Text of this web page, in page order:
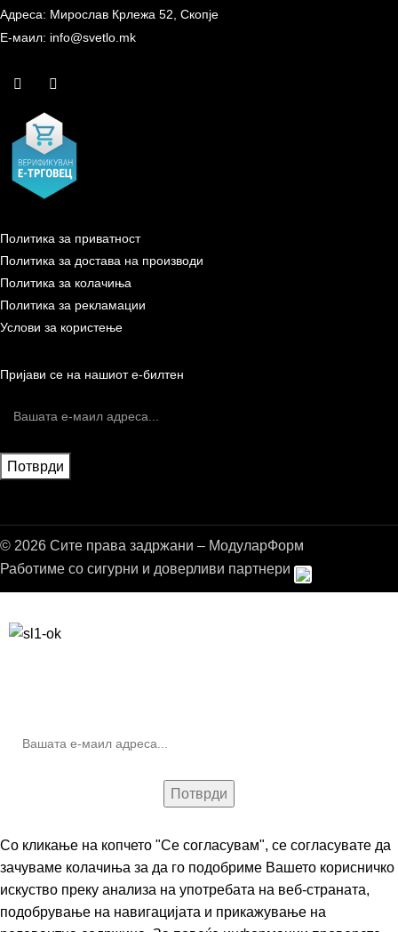
Адреса: Мирослав Крлежа 52, Скопје
Е-маил: info@svetlo.mk
Политика за приватност
Политика за достава на производи
Политика за колачиња
Политика за рекламации
Услови за користење
Пријави се на нашиот е-билтен
© 2026 Сите права задржани – МодуларФорм
Работиме со сигурни и доверливи партнери
Со кликање на копчето "Се согласувам", се согласувате да
зачуваме колачиња за да го подобриме Вашето корисничко
искуство преку анализа на употребата на веб-страната,
подобрување на навигацијата и прикажување на